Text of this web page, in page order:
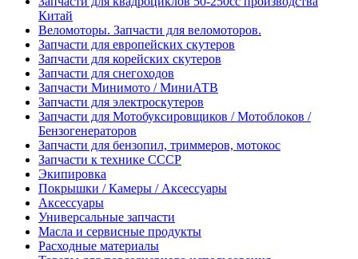
Китай
Веломоторы. Запчасти для веломоторов.
Запчасти для европейских скутеров
Запчасти для корейских скутеров
Запчасти для снегоходов
Запчасти Минимото / МиниАТВ
Запчасти для электроскутеров
Запчасти для Мотобуксировщиков / Мотоблоков /
Бензогенераторов
Запчасти для бензопил, триммеров, мотокос
Запчасти к технике СССР
Экипировка
Покрышки / Камеры / Аксессуары
Аксессуары
Универсальные запчасти
Масла и сервисные продукты
Расходные материалы